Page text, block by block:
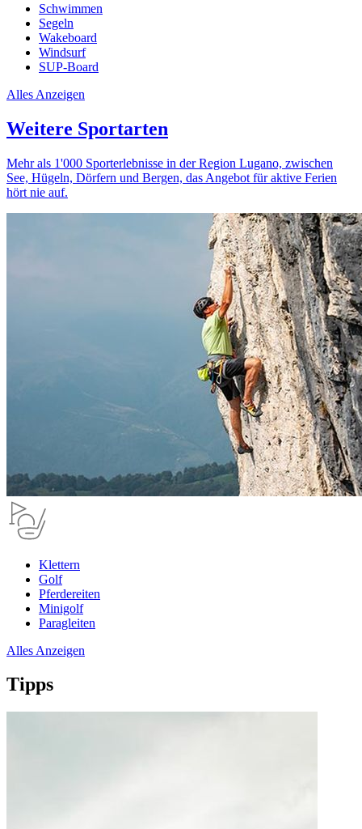
Schwimmen
Segeln
Wakeboard
Windsurf
SUP-Board
Alles Anzeigen
Weitere Sportarten
Mehr als 1'000 Sporterlebnisse in der Region Lugano, zwischen
See, Hügeln, Dörfern und Bergen, das Angebot für aktive Ferien
hört nie auf.
Klettern
Golf
Pferdereiten
Minigolf
Paragleiten
Alles Anzeigen
Tipps